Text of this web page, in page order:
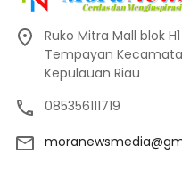
Ruko Mitra Mall blok
Tempayan
Kepulauan Riau
085356111719